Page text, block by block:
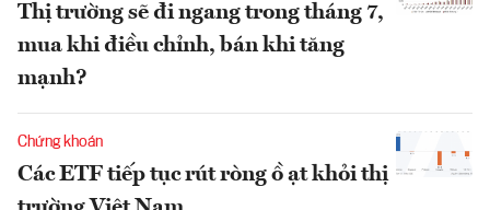
Thị trường sẽ đi ngang trong tháng 7,
mua khi điều chỉnh, bán khi tăng
mạnh?
Chứng khoán
Các ETF tiếp tục rút ròng ồ ạt khỏi thị